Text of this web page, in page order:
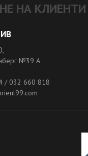
НА КЛИЕНТИ
№39 A
/ 032 660 818